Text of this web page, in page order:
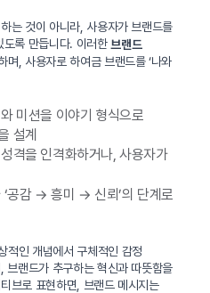
는 것이 아니라, 사용자가 브랜드를
도록 만듭니다. 이러한 브랜드
며, 사용자로 하여금 브랜드를 ‘나와
미션을 이야기 형식으로
설계
격을 인격화하거나, 사용자가
공감 → 흥미 → 신뢰’의 단계로
적인 개념에서 구체적인 감정
브랜드가 추구하는 혁신과 따뜻함을
브로 표현하면, 브랜드 메시지는